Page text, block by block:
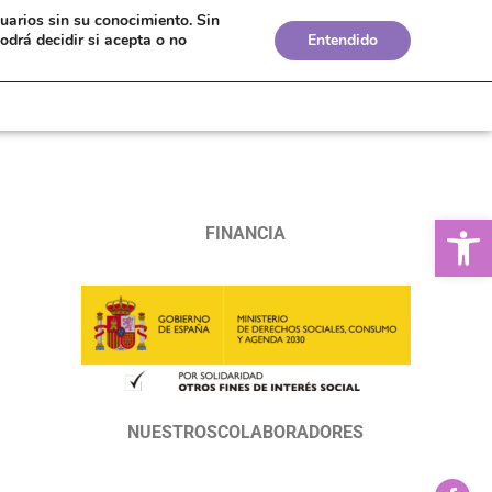
Bolsa de Empleo Biblioteca
FINANCIA
NUESTROSCOLABORADORES
sin su conocimiento. Sin
decidir si acepta o no
Entendido